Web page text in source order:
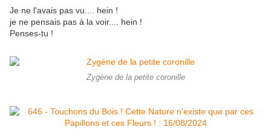
Je ne l'avais pas vu.... hein !
je ne pensais pas à la voir.... hein !
Penses-tu !
Zygène de la petite coronille